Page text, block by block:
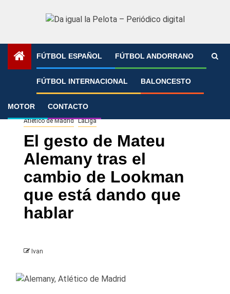
FÚTBOL ESPAÑOL FÚTBOL ANDORRANO
FÚTBOL INTERNACIONAL BALONCESTO
MOTOR CONTACTO
»
Atlético de Madrid LaLiga
El gesto de Mateu
Alemany tras el
cambio de Lookman
que está dando que
hablar
Ivan